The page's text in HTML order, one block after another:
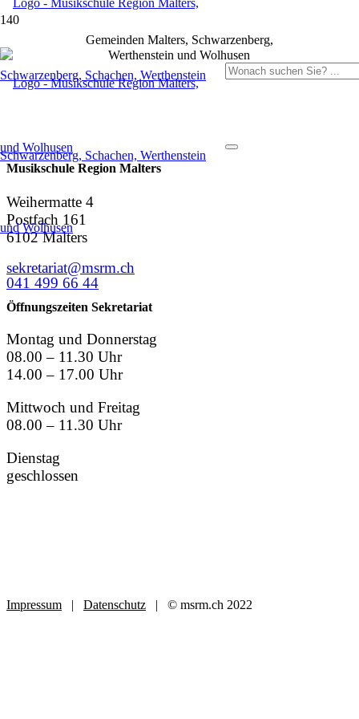
Gemeinden Malters, Schwarzenberg,
Werthenstein und Wolhusen
Musikschule Region Malters
Weihermatte 4
Postfach 161
6102 Malters
sekretariat@msrm.ch
041 499 66 44
Öffnungszeiten Sekretariat
Montag und Donnerstag
08.00 – 11.30 Uhr
14.00 – 17.00 Uhr
Mittwoch und Freitag
08.00 – 11.30 Uhr
Dienstag
geschlossen
Impressum | Datenschutz | © msrm.ch 2022